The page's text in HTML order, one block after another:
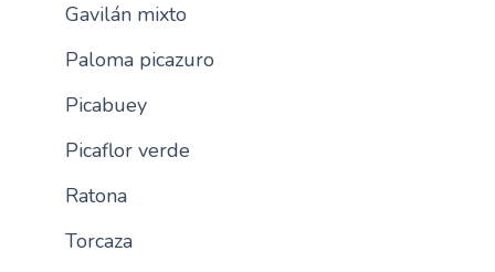
Gavilán mixto
Paloma picazuro
Picabuey
Picaflor verde
Ratona
Torcaza